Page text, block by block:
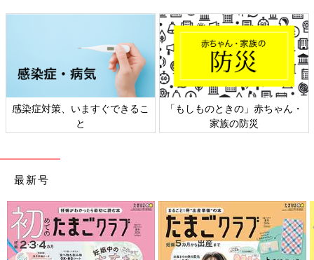
「もしものときの」赤ちゃん・
家族の防災
日本外来小児科学会リーフレッ
ト検討会
最新号